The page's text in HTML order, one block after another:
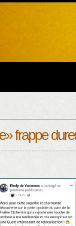
frappe